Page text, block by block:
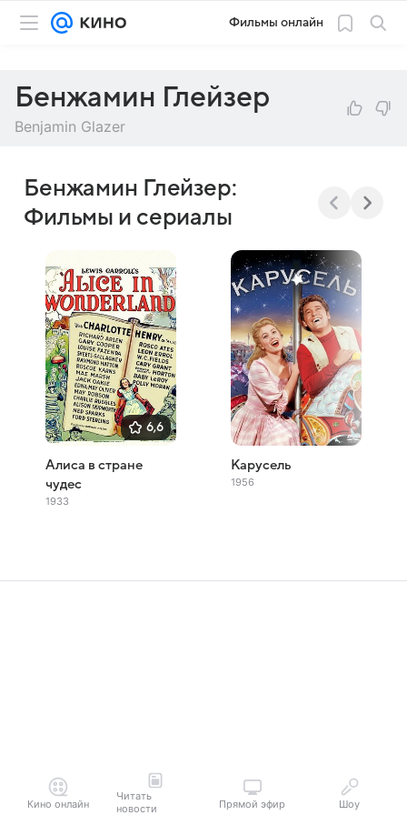
Фильмы онлайн
Бенжамин Глейзер
Benjamin Glazer
Бенжамин Глейзер:
Фильмы и сериалы
6,6
Алиса в стране
чудес
1933
Карусель
1956
Кино онлайн
Читать
новости
Прямой эфир Шоу